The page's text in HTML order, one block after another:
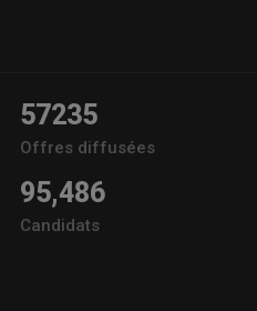
57235
Offres diffusées
95,486
Candidats